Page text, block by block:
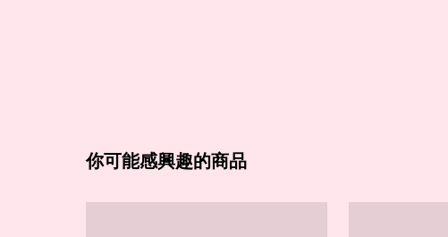
你可能感興趣的商品